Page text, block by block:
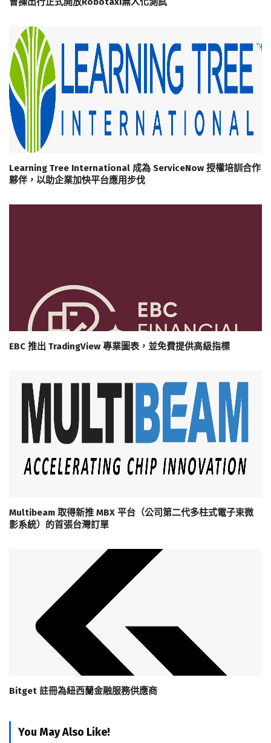
Learning Tree International 成為 ServiceNow 授權培訓合作
夥伴，以助企業加快平台應用步伐
EBC 推出 TradingView 專業圖表，並免費提供高級指標
Multibeam 取得新推 MBX 平台（公司第二代多柱式電子束微
影系統）的首張台灣訂單
Bitget 註冊為紐西蘭金融服務供應商
You May Also Like!